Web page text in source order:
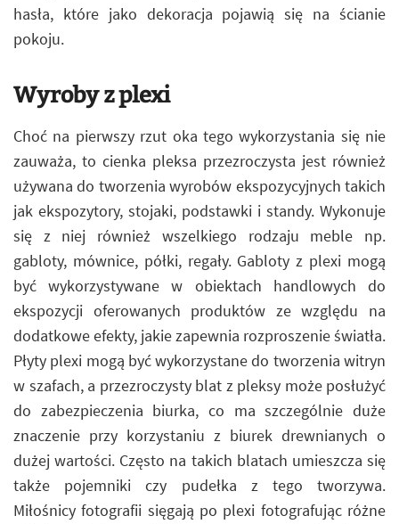
hasła, które jako dekoracja pojawią się na ścianie
pokoju.
Wyroby z plexi
Choć na pierwszy rzut oka tego wykorzystania się nie
zauważa, to cienka pleksa przezroczysta jest również
używana do tworzenia wyrobów ekspozycyjnych takich
jak ekspozytory, stojaki, podstawki i standy. Wykonuje
się z niej również wszelkiego rodzaju meble np.
gabloty, mównice, półki, regały. Gabloty z plexi mogą
być wykorzystywane w obiektach handlowych do
ekspozycji oferowanych produktów ze względu na
dodatkowe efekty, jakie zapewnia rozproszenie światła.
Płyty plexi mogą być wykorzystane do tworzenia witryn
w szafach, a przezroczysty blat z pleksy może posłużyć
do zabezpieczenia biurka, co ma szczególnie duże
znaczenie przy korzystaniu z biurek drewnianych o
dużej wartości. Często na takich blatach umieszcza się
także pojemniki czy pudełka z tego tworzywa.
Miłośnicy fotografii sięgają po plexi fotografując różne